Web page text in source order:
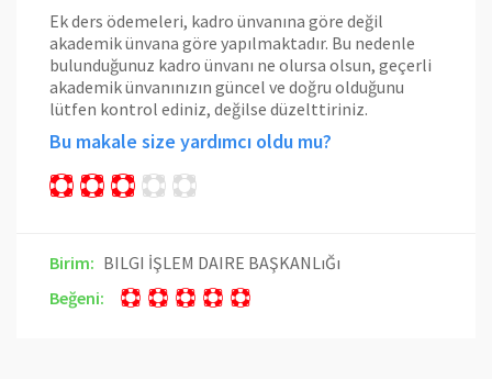
Ek ders ödemeleri, kadro ünvanına göre değil
akademik ünvana göre yapılmaktadır. Bu nedenle
bulunduğunuz kadro ünvanı ne olursa olsun, geçerli
akademik ünvanınızın güncel ve doğru olduğunu
lütfen kontrol ediniz, değilse düzelttiriniz.
Bu makale size yardımcı oldu mu?
Birim: BILGI İŞLEM DAIRE BAŞKANLıĞı
Beğeni: